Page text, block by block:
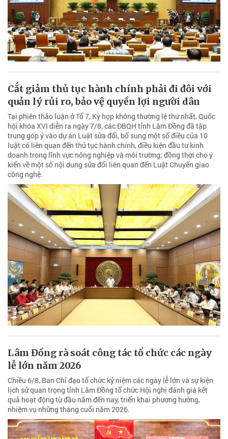
Cắt giảm thủ tục hành chính phải đi đôi với
quản lý rủi ro, bảo vệ quyền lợi người dân
Tại phiên thảo luận ở Tổ 7, Kỳ họp không thường lệ thứ nhất, Quốc
hội khóa XVI diễn ra ngày 7/8, các ĐBQH tỉnh Lâm Đồng đã tập
trung góp ý vào dự án Luật sửa đổi, bổ sung một số điều của 10
luật có liên quan đến thủ tục hành chính, điều kiện đầu tư kinh
doanh trong lĩnh vực nông nghiệp và môi trường; đồng thời cho ý
kiến về một số nội dung sửa đổi liên quan đến Luật Chuyển giao
công nghệ.
Lâm Đồng rà soát công tác tổ chức các ngày
lễ lớn năm 2026
Chiều 6/8, Ban Chỉ đạo tổ chức kỷ niệm các ngày lễ lớn và sự kiện
lịch sử quan trọng tỉnh Lâm Đồng tổ chức Hội nghị đánh giá kết
quả hoạt động từ đầu năm đến nay, triển khai phương hướng,
nhiệm vụ những tháng cuối năm 2026.